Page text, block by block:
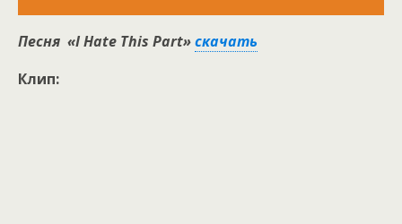
Песня «I Hate This Part»скачать
Клип: